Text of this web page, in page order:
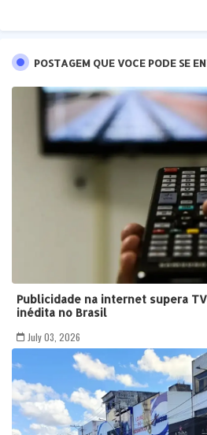
POSTAGEM QUE VOCE PODE SE
Publicidade na internet supera
inédita no Brasil
July 03, 2026